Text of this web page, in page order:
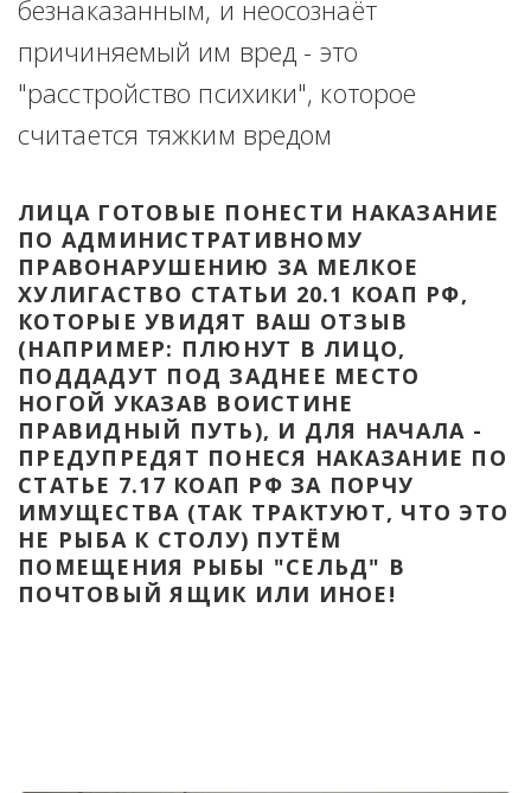
безнаказанным, и неосознаёт
причиняемый им вред - это
"расстройство психики", которое
считается тяжким вредом
ЛИЦА ГОТОВЫЕ ПОНЕСТИ НАКАЗАНИЕ
ПО АДМИНИСТРАТИВНОМУ
ПРАВОНАРУШЕНИЮ ЗА МЕЛКОЕ
ХУЛИГАСТВО СТАТЬИ 20.1 КОАП РФ,
КОТОРЫЕ УВИДЯТ ВАШ ОТЗЫВ
(НАПРИМЕР: ПЛЮНУТ В ЛИЦО,
ПОДДАДУТ ПОД ЗАДНЕЕ МЕСТО
НОГОЙ УКАЗАВ ВОИСТИНЕ
ПРАВИДНЫЙ ПУТЬ), И ДЛЯ НАЧАЛА -
ПРЕДУПРЕДЯТ ПОНЕСЯ НАКАЗАНИЕ ПО
СТАТЬЕ 7.17 КОАП РФ ЗА ПОРЧУ
ИМУЩЕСТВА (ТАК ТРАКТУЮТ, ЧТО ЭТО
НЕ РЫБА К СТОЛУ) ПУТЁМ
ПОМЕЩЕНИЯ РЫБЫ "СЕЛЬД" В
ПОЧТОВЫЙ ЯЩИК ИЛИ ИНОЕ!